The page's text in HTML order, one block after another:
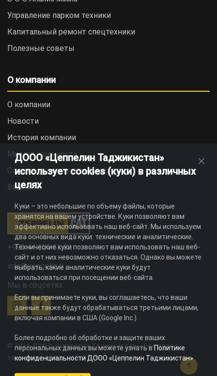
Управление парком техники
Капитальный ремонт спецтехники
Полезные советы
О компании
О компании
Новости
История компании
Миссия и ценности
Социальная ответственность
Вакансии
+992 44 625 11 22
info@zeppelin.tj
Мы в соцсетях:
© 2026 ДООО «Цеппелин Таджикистан». Все права
защищены. ИНН - 010082996
ДООО «Цеппелин Таджикистан»
использует cookies (куки) в различных
целях
Куки – это небольшие по объему файлы, которые
хранятся на вашем устройстве. Куки позволяют вам
эффективно использовать наш веб-сайт. Мы используем
два основных вида куки: технические и аналитические.
Технические куки позволяют вам использовать наш веб-
сайт и от них невозможно отказаться. Однако вы можете
выбрать, какие аналитические куки будут
использоваться при посещении веб-сайта.
Если вы принимаете куки, вы соглашаетесь, что ваши
данные также будут обрабатываться третьими лицами,
включая компании в США (Google Inc.).
Более подробно об обработке и защите ваших
персональных данных вы можете узнать вПолитике
конфиденциальности ДООО «Цеппелин Таджикистан».